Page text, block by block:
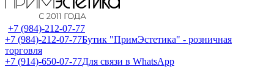
+7 (984)-212-07-77
+7 (984)-212-07-77Бутик "ПримЭстетика" - розничная
торговля
+7 (914)-650-07-77Для связи в WhatsApp